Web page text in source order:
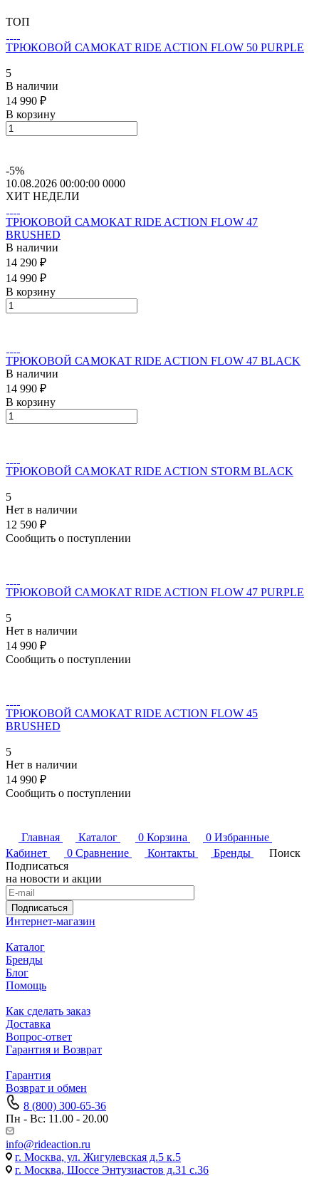
ТОП
ТРЮКОВОЙ САМОКАТ RIDE ACTION FLOW 50 PURPLE
5
В наличии
14 990 ₽
В корзину
-5%
10.08.2026 00:00:00 0000
ХИТ НЕДЕЛИ
ТРЮКОВОЙ САМОКАТ RIDE ACTION FLOW 47
BRUSHED
В наличии
14 290 ₽
14 990 ₽
В корзину
ТРЮКОВОЙ САМОКАТ RIDE ACTION FLOW 47 BLACK
В наличии
14 990 ₽
В корзину
ТРЮКОВОЙ САМОКАТ RIDE ACTION STORM BLACK
5
Нет в наличии
12 590 ₽
Сообщить о поступлении
ТРЮКОВОЙ САМОКАТ RIDE ACTION FLOW 47 PURPLE
5
Нет в наличии
14 990 ₽
Сообщить о поступлении
ТРЮКОВОЙ САМОКАТ RIDE ACTION FLOW 45
BRUSHED
5
Нет в наличии
14 990 ₽
Сообщить о поступлении
Главная Каталог 0 Корзина 0 Избранные
Кабинет
0 Сравнение Контакты Бренды
Поиск
Подписаться
на новости и акции
Подписаться
Интернет-магазин
Каталог
Бренды
Блог
Помощь
Как сделать заказ
Доставка
Вопрос-ответ
Гарантия и Возврат
Гарантия
Возврат и обмен
8 (800) 300-65-36
Пн - Вс: 11.00 - 20.00
info@rideaction.ru
г. Москва, ул. Жигулевская д.5 к.5
г. Москва, Шоссе Энтузиастов д.31 с.36